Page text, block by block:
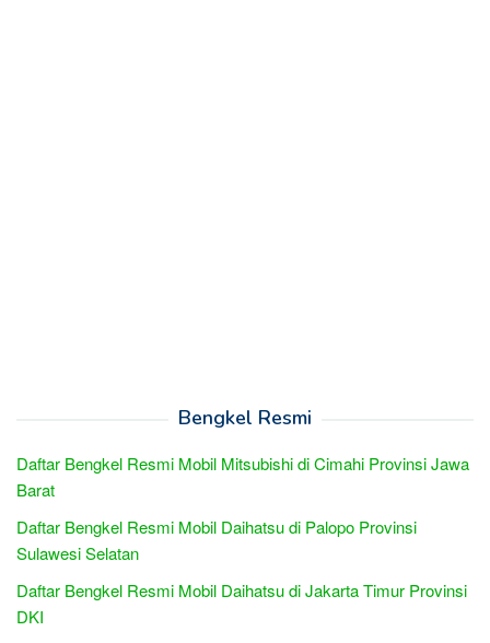
Bengkel Resmi
Daftar Bengkel Resmi Mobil Mitsubishi di Cimahi Provinsi Jawa
Barat
Daftar Bengkel Resmi Mobil Daihatsu di Palopo Provinsi
Sulawesi Selatan
Daftar Bengkel Resmi Mobil Daihatsu di Jakarta Timur Provinsi
DKI